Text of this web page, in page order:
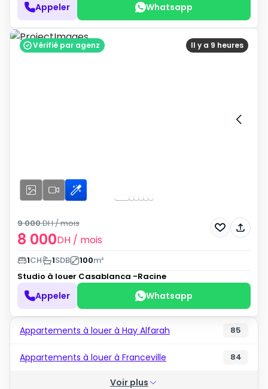
Appeler Whatsapp
Il y a 9 heures
Vérifié par agenz
8 000DH / mois
9 000DH/ mois
1CH 1SDB 100m²
Studio à louer Casablanca -Racine
Appeler Whatsapp
Appartements à louer à Hay Alfarah 85
Appartements à louer à Franceville 84
Voir plus